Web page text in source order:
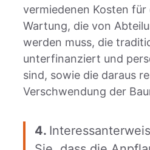
vermiedenen Kosten
Wartung, die von
werden muss, die
unterfinanziert und
sind, sowie die daraus
Verschwendung der
4.